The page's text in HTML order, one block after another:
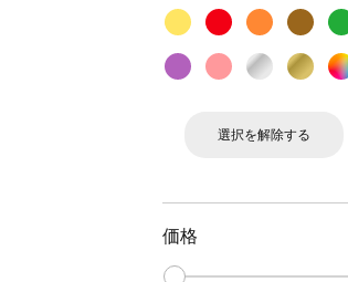
選択を解除する
価格